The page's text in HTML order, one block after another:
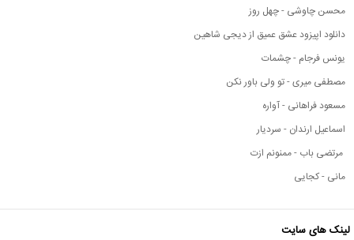
محسن چاوشی - چهل روز
دانلود اپیزود عشق عمیق از دیجی شاهین
یونس فرجام - چشمات
مصطفی میری - تو ولی باور نکن
مسعود فراهانی - آواره
اسماعیل ارندان - سردیار
مرتضی باب - ممنونم ازت
مانی - کجایی
لینک های سایت